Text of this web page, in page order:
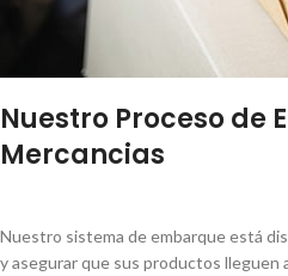
Nuestro Proceso de
Mercancias
Nuestro sistema de embarque está
y asegurar que sus productos lleguen